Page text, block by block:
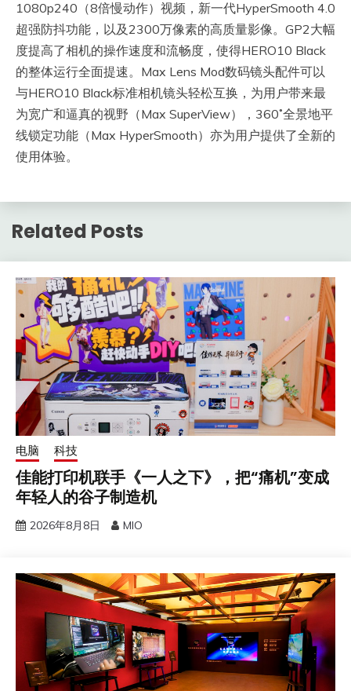
1080p240（8倍慢动作）视频，新一代HyperSmooth 4.0
超强防抖功能，以及2300万像素的高质量影像。GP2大幅
度提高了相机的操作速度和流畅度，使得HERO10 Black
的整体运行全面提速。Max Lens Mod数码镜头配件可以
与HERO10 Black标准相机镜头轻松互换，为用户带来最
为宽广和逼真的视野（Max SuperView），360˚全景地平
线锁定功能（Max HyperSmooth）亦为用户提供了全新的
使用体验。
Related Posts
电脑 科技
佳能打印机联手《一人之下》，把“痛机”变成
年轻人的谷子制造机
2026年8月8日 MIO